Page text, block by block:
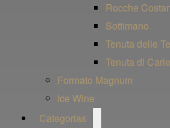
Rocche
Sottimano
Tenuta delle
Tenuta di
Formato Magnum
Ice Wine
Categorias